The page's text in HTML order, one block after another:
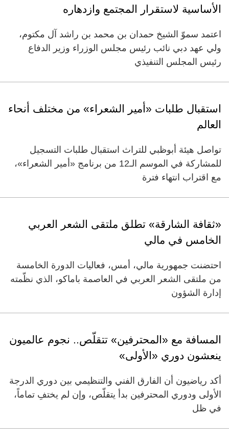
الأساسية لاستقرار المجتمع وازدهاره
اعتمد سموّ الشيخ حمدان بن محمد بن راشد آل مكتوم،
ولي عهد دبي نائب رئيس مجلس الوزراء وزير الدفاع
رئيس المجلس التنفيذي
استقبال طلبات «أمير الشعراء» من مختلف أنحاء
العالم
تواصل هيئة أبوظبي للتراث استقبال طلبات التسجيل
للمشاركة في الموسم الـ12 من برنامج «أمير الشعراء»،
مع اقتراب انتهاء فترة
«ثقافة الشارقة» تطلق ملتقى الشعر العربي
الخامس في مالي
احتضنت جمهورية مالي، أمس، فعاليات الدورة الخامسة
من ملتقى الشعر العربي في العاصمة باماكو، الذي نظّمته
إدارة الشؤون
المسافة مع «المحترفين» تتقلّص.. نجوم عالميون
ينعشون دوري «الأولى»
أكد رياضيون أن الفارق الفني والتنظيمي بين دوري الدرجة
الأولى ودوري المحترفين بدأ يتقلّص، وإن لم يختفِ تماماً،
في ظل